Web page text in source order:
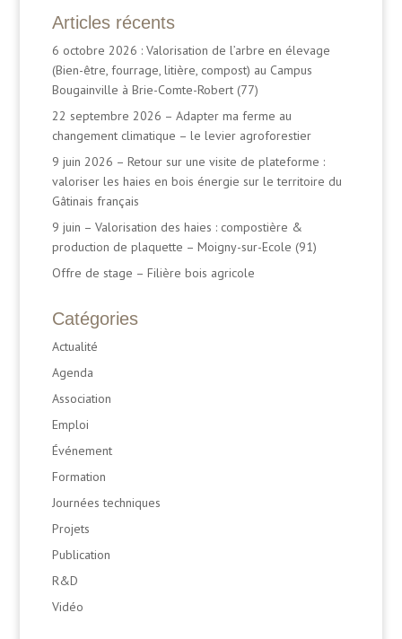
Articles récents
6 octobre 2026 : Valorisation de l’arbre en élevage
(Bien-être, fourrage, litière, compost) au Campus
Bougainville à Brie-Comte-Robert (77)
22 septembre 2026 – Adapter ma ferme au
changement climatique – le levier agroforestier
9 juin 2026 – Retour sur une visite de plateforme :
valoriser les haies en bois énergie sur le territoire du
Gâtinais français
9 juin – Valorisation des haies : compostière &
production de plaquette – Moigny-sur-Ecole (91)
Offre de stage – Filière bois agricole
Catégories
Actualité
Agenda
Association
Emploi
Événement
Formation
Journées techniques
Projets
Publication
R&D
Vidéo